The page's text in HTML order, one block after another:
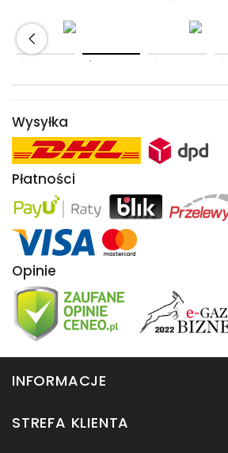
Wysyłka
Płatności
Opinie
INFORMACJE
STREFA KLIENTA